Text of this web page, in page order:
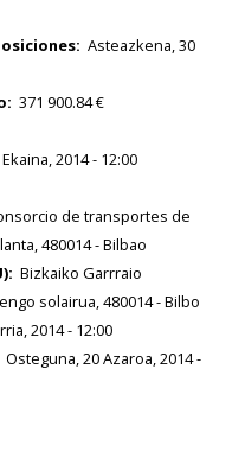
Asteazkena, 30
371 900.84 €
2014 - 12:00
de transportes de
480014 - Bilbao
Bizkaiko Garrraio
solairua, 480014 - Bilbo
2014 - 12:00
Osteguna, 20 Azaroa, 2014 -